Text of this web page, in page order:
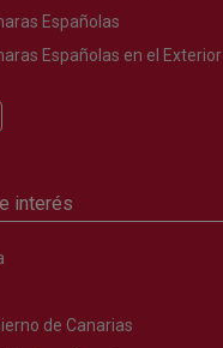
Españolas
Españolas en el Exterior
interés
de Canarias